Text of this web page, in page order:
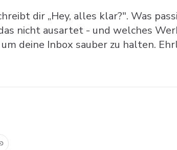
dir „Hey, alles klar?". Was
nicht ausartet - und welches
deine Inbox sauber zu halten.